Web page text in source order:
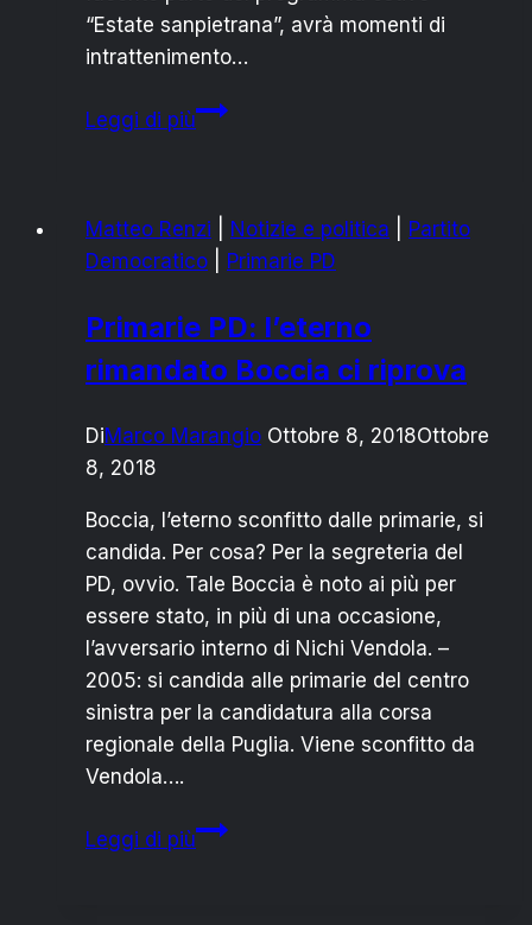
“Estate sanpietrana”, avrà momenti di
intrattenimento…
Leggi di piùOGGI
CAMPO
DI
“DIVERTIAMOCI
INSIEME”
Matteo Renzi Notizie e politica
Partito
Democratico
Primarie PD
Primarie PD: l’eterno
rimandato Boccia ci riprova
DiMarco Marangio Ottobre 8, 2018Ottobre
8, 2018
Boccia, l’eterno sconfitto dalle primarie, si
candida. Per cosa? Per la segreteria del
PD, ovvio. Tale Boccia è noto ai più per
essere stato, in più di una occasione,
l’avversario interno di Nichi Vendola. –
2005: si candida alle primarie del centro
sinistra per la candidatura alla corsa
regionale della Puglia. Viene sconfitto da
Vendola….
Leggi di piùPrimarie